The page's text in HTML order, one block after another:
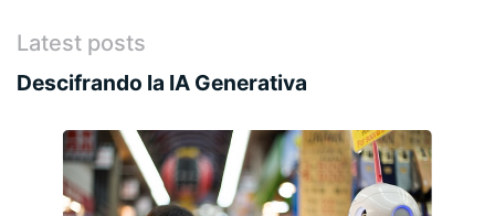
Latest posts
Descifrando la IA Generativa